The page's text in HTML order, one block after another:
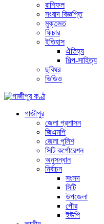
রাশিফল
সংবাদ বিজ্ঞপ্তি
মুক্তমত
ফিচার
ইতিহাস
ঐতিহ্য
শিল্প-সাহিত্য
ছবিঘর
ভিডিও
গাজীপুর
জেলা প্রশাসন
জিএমপি
জেলা পুলিশ
সিটি কর্পোরেশন
অনুসন্ধান
নির্বাচন
সংসদ
সিটি
উপজেলা
পৌর
ইউপি